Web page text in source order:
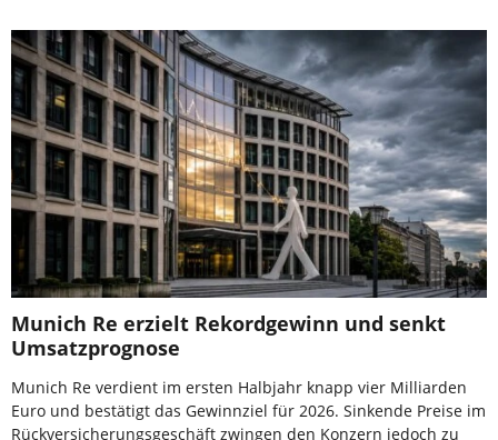
Munich Re erzielt Rekordgewinn und senkt
Umsatzprognose
Munich Re verdient im ersten Halbjahr knapp vier Milliarden
Euro und bestätigt das Gewinnziel für 2026. Sinkende Preise im
Rückversicherungsgeschäft zwingen den Konzern jedoch zu